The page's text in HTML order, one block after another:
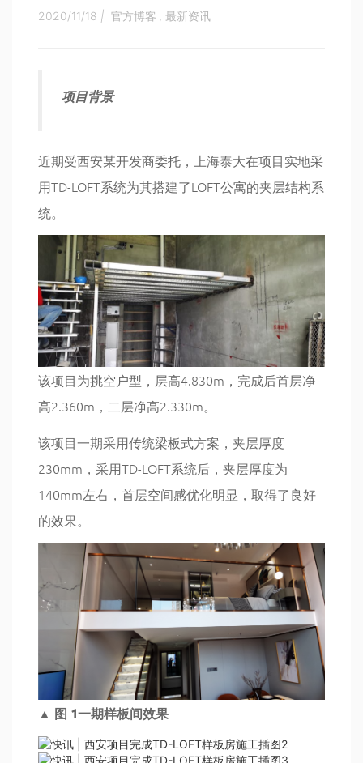
2020/11/18 | 官方博客 最新资讯
项目背景
近期受西安某开发商委托，上海泰大在项目实地采
用TD-LOFT系统为其搭建了LOFT公寓的夹层结构系
统。
该项目为挑空户型，层高4.830m，完成后首层净
高2.360m，二层净高2.330m。
该项目一期采用传统梁板式方案，夹层厚度
230mm，采用TD-LOFT系统后，夹层厚度为
140mm左右，首层空间感优化明显，取得了良好
的效果。
▲ 图 1一期样板间效果